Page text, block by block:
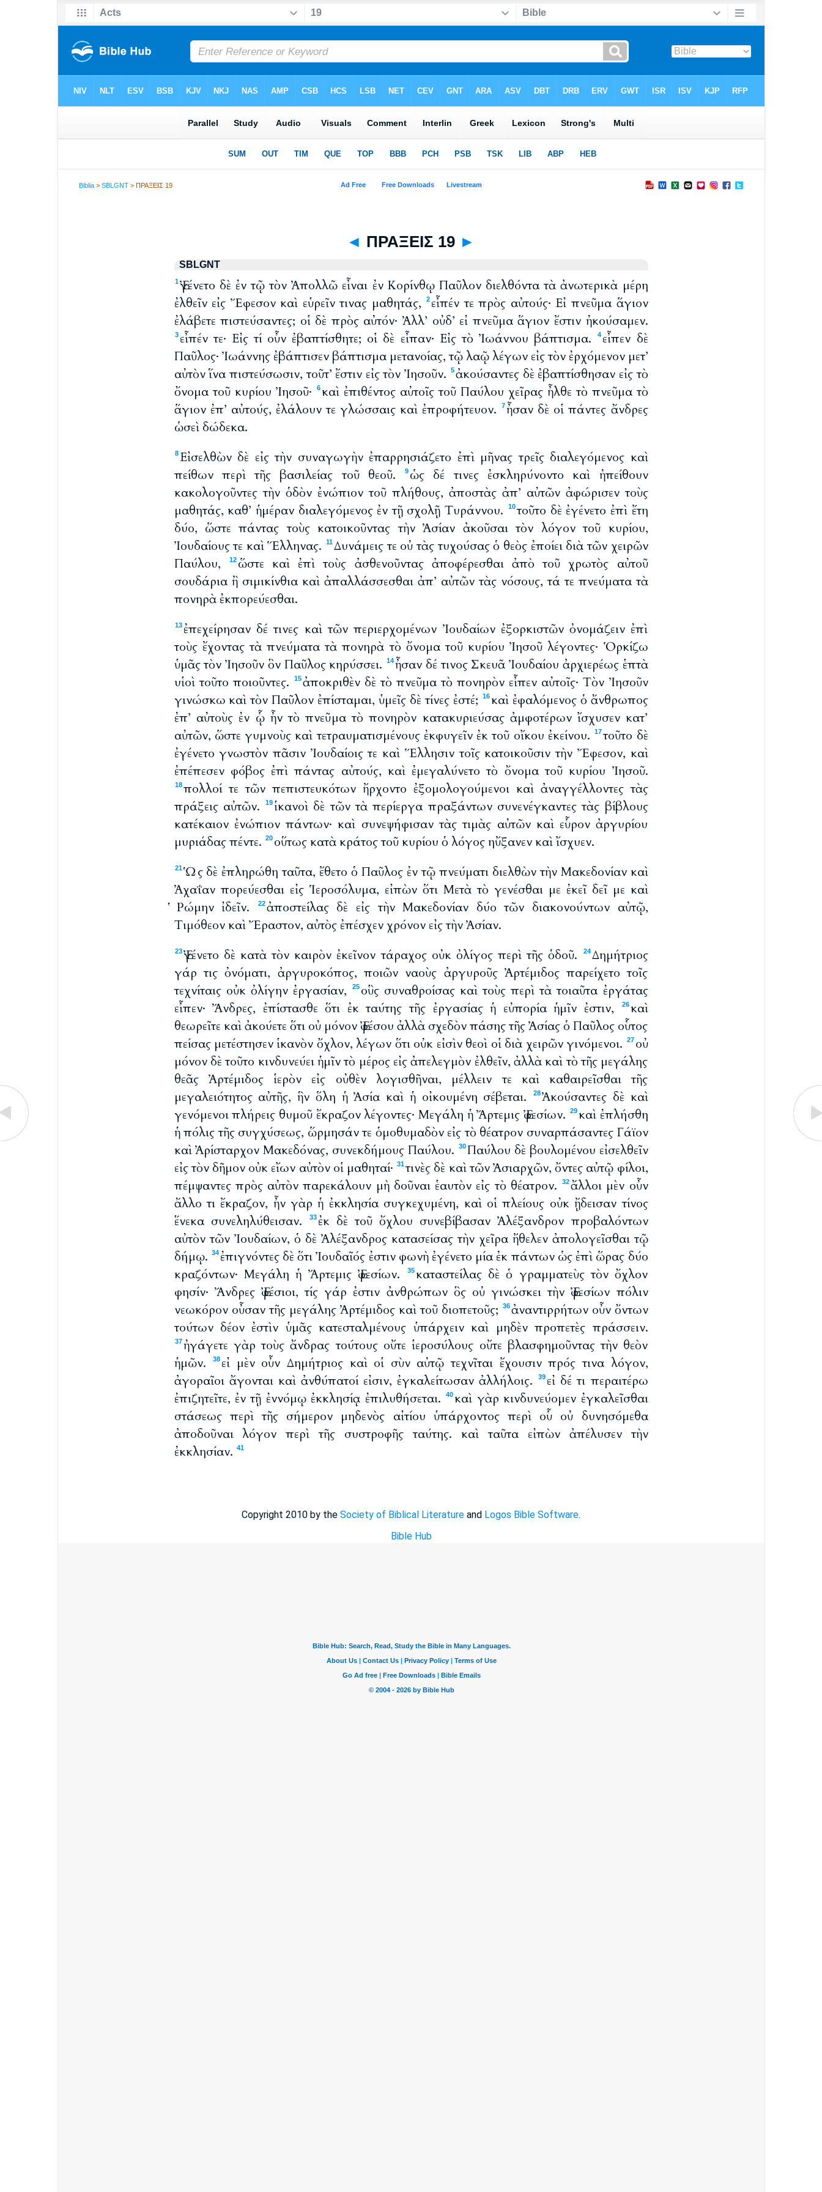
Biblia >SBLGNT > ΠΡΑΞΕΙΣ 19
◄ ΠΡΑΞΕΙΣ 19 ►
SBLGNT
1 Ἐγένετο δὲ ἐν τῷ τὸν Ἀπολλῶ εἶναι ἐν Κορίνθῳ Παῦλον διελθόντα τὰ ἀνωτερικὰ μέρη
ἐλθεῖν εἰς Ἔφεσον καὶ εὑρεῖν τινας μαθητάς,
2 εἶπέν τε πρὸς αὐτούς· Εἰ πνεῦμα ἅγιον
ἐλάβετε πιστεύσαντες; οἱ δὲ πρὸς αὐτόν· Ἀλλ’ οὐδ’ εἰ πνεῦμα ἅγιον ἔστιν ἠκούσαμεν.
3 εἶπέν τε· Εἰς τί οὖν ἐβαπτίσθητε; οἱ δὲ εἶπαν· Εἰς τὸ Ἰωάννου βάπτισμα. 4 εἶπεν δὲ
Παῦλος· Ἰωάννης ἐβάπτισεν βάπτισμα μετανοίας, τῷ λαῷ λέγων εἰς τὸν ἐρχόμενον μετ’
αὐτὸν ἵνα πιστεύσωσιν, τοῦτ’ ἔστιν εἰς τὸν Ἰησοῦν.
5ἀκούσαντες δὲ ἐβαπτίσθησαν εἰς τὸ
ὄνομα τοῦ κυρίου Ἰησοῦ·
6 καὶ ἐπιθέντος αὐτοῖς τοῦ Παύλου χεῖρας ἦλθε τὸ πνεῦμα τὸ
ἅγιον ἐπ’ αὐτούς, ἐλάλουν τε γλώσσαις καὶ ἐπροφήτευον.
7ἦσαν δὲ οἱ πάντες ἄνδρες
ὡσεὶ δώδεκα.
8 Εἰσελθὼν δὲ εἰς τὴν συναγωγὴν ἐπαρρησιάζετο ἐπὶ μῆνας τρεῖς διαλεγόμενος καὶ
πείθων περὶ τῆς βασιλείας τοῦ θεοῦ.
9 ὡς δέ τινες ἐσκληρύνοντο καὶ ἠπείθουν
κακολογοῦντες τὴν ὁδὸν ἐνώπιον τοῦ πλήθους, ἀποστὰς ἀπ’ αὐτῶν ἀφώρισεν τοὺς
μαθητάς, καθ’ ἡμέραν διαλεγόμενος ἐν τῇ σχολῇ Τυράννου.
10τοῦτο δὲ ἐγένετο ἐπὶ ἔτη
δύο, ὥστε πάντας τοὺς κατοικοῦντας τὴν Ἀσίαν ἀκοῦσαι τὸν λόγον τοῦ κυρίου,
Ἰουδαίους τε καὶ Ἕλληνας.
11Δυνάμεις τε οὐ τὰς τυχούσας ὁ θεὸς ἐποίει διὰ τῶν χειρῶν
Παύλου,
12 ὥστε καὶ ἐπὶ τοὺς ἀσθενοῦντας ἀποφέρεσθαι ἀπὸ τοῦ χρωτὸς αὐτοῦ
σουδάρια ἢ σιμικίνθια καὶ ἀπαλλάσσεσθαι ἀπ’ αὐτῶν τὰς νόσους, τά τε πνεύματα τὰ
πονηρὰ ἐκπορεύεσθαι.
13 ἐπεχείρησαν δέ τινες καὶ τῶν περιερχομένων Ἰουδαίων ἐξορκιστῶν ὀνομάζειν ἐπὶ
τοὺς ἔχοντας τὰ πνεύματα τὰ πονηρὰ τὸ ὄνομα τοῦ κυρίου Ἰησοῦ λέγοντες· Ὁρκίζω
ὑμᾶς τὸν Ἰησοῦν ὃν Παῦλος κηρύσσει.
14ἦσαν δέ τινος Σκευᾶ Ἰουδαίου ἀρχιερέως ἑπτὰ
υἱοὶ τοῦτο ποιοῦντες.
15ἀποκριθὲν δὲ τὸ πνεῦμα τὸ πονηρὸν εἶπεν αὐτοῖς· Τὸν Ἰησοῦν
γινώσκω καὶ τὸν Παῦλον ἐπίσταμαι, ὑμεῖς δὲ τίνες ἐστέ;
16καὶ ἐφαλόμενος ὁ ἄνθρωπος
ἐπ’ αὐτοὺς ἐν ᾧ ἦν τὸ πνεῦμα τὸ πονηρὸν κατακυριεύσας ἀμφοτέρων ἴσχυσεν κατ’
αὐτῶν, ὥστε γυμνοὺς καὶ τετραυματισμένους ἐκφυγεῖν ἐκ τοῦ οἴκου ἐκείνου.
17τοῦτο δὲ
ἐγένετο γνωστὸν πᾶσιν Ἰουδαίοις τε καὶ Ἕλλησιν τοῖς κατοικοῦσιν τὴν Ἔφεσον, καὶ
ἐπέπεσεν φόβος ἐπὶ πάντας αὐτούς, καὶ ἐμεγαλύνετο τὸ ὄνομα τοῦ κυρίου Ἰησοῦ.
18 πολλοί τε τῶν πεπιστευκότων ἤρχοντο ἐξομολογούμενοι καὶ ἀναγγέλλοντες τὰς
πράξεις αὐτῶν.
19 ἱκανοὶ δὲ τῶν τὰ περίεργα πραξάντων συνενέγκαντες τὰς βίβλους
κατέκαιον ἐνώπιον πάντων· καὶ συνεψήφισαν τὰς τιμὰς αὐτῶν καὶ εὗρον ἀργυρίου
μυριάδας πέντε. 20 οὕτως κατὰ κράτος τοῦ κυρίου ὁ λόγος ηὔξανεν καὶ ἴσχυεν.
21 Ὡς δὲ ἐπληρώθη ταῦτα, ἔθετο ὁ Παῦλος ἐν τῷ πνεύματι διελθὼν τὴν Μακεδονίαν καὶ
Ἀχαΐαν πορεύεσθαι εἰς Ἱεροσόλυμα, εἰπὼν ὅτι Μετὰ τὸ γενέσθαι με ἐκεῖ δεῖ με καὶ
Ῥώμην ἰδεῖν.
22ἀποστείλας δὲ εἰς τὴν Μακεδονίαν δύο τῶν διακονούντων αὐτῷ,
Τιμόθεον καὶ Ἔραστον, αὐτὸς ἐπέσχεν χρόνον εἰς τὴν Ἀσίαν.
23 Ἐγένετο δὲ κατὰ τὸν καιρὸν ἐκεῖνον τάραχος οὐκ ὀλίγος περὶ τῆς ὁδοῦ. 24 Δημήτριος
γάρ τις ὀνόματι, ἀργυροκόπος, ποιῶν ναοὺς ἀργυροῦς Ἀρτέμιδος παρείχετο τοῖς
τεχνίταις οὐκ ὀλίγην ἐργασίαν,
25 οὓς συναθροίσας καὶ τοὺς περὶ τὰ τοιαῦτα ἐργάτας
εἶπεν· Ἄνδρες, ἐπίστασθε ὅτι ἐκ ταύτης τῆς ἐργασίας ἡ εὐπορία ἡμῖν ἐστιν,
26 καὶ
θεωρεῖτε καὶ ἀκούετε ὅτι οὐ μόνον Ἐφέσου ἀλλὰ σχεδὸν πάσης τῆς Ἀσίας ὁ Παῦλος οὗτος
πείσας μετέστησεν ἱκανὸν ὄχλον, λέγων ὅτι οὐκ εἰσὶν θεοὶ οἱ διὰ χειρῶν γινόμενοι.
27 οὐ
μόνον δὲ τοῦτο κινδυνεύει ἡμῖν τὸ μέρος εἰς ἀπελεγμὸν ἐλθεῖν, ἀλλὰ καὶ τὸ τῆς μεγάλης
θεᾶς Ἀρτέμιδος ἱερὸν εἰς οὐθὲν λογισθῆναι, μέλλειν τε καὶ καθαιρεῖσθαι τῆς
μεγαλειότητος αὐτῆς, ἣν ὅλη ἡ Ἀσία καὶ ἡ οἰκουμένη σέβεται.
28Ἀκούσαντες δὲ καὶ
γενόμενοι πλήρεις θυμοῦ ἔκραζον λέγοντες· Μεγάλη ἡ Ἄρτεμις Ἐφεσίων.
29καὶ ἐπλήσθη
ἡ πόλις τῆς συγχύσεως, ὥρμησάν τε ὁμοθυμαδὸν εἰς τὸ θέατρον συναρπάσαντες Γάϊον
καὶ Ἀρίσταρχον Μακεδόνας, συνεκδήμους Παύλου.
30Παύλου δὲ βουλομένου εἰσελθεῖν
εἰς τὸν δῆμον οὐκ εἴων αὐτὸν οἱ μαθηταί· 31τινὲς δὲ καὶ τῶν Ἀσιαρχῶν, ὄντες αὐτῷ φίλοι,
πέμψαντες πρὸς αὐτὸν παρεκάλουν μὴ δοῦναι ἑαυτὸν εἰς τὸ θέατρον.
32ἄλλοι μὲν οὖν
ἄλλο τι ἔκραζον, ἦν γὰρ ἡ ἐκκλησία συγκεχυμένη, καὶ οἱ πλείους οὐκ ᾔδεισαν τίνος
ἕνεκα συνεληλύθεισαν.
33 ἐκ δὲ τοῦ ὄχλου συνεβίβασαν Ἀλέξανδρον προβαλόντων
αὐτὸν τῶν Ἰουδαίων, ὁ δὲ Ἀλέξανδρος κατασείσας τὴν χεῖρα ἤθελεν ἀπολογεῖσθαι τῷ
δήμῳ. 34 ἐπιγνόντες δὲ ὅτι Ἰουδαῖός ἐστιν φωνὴ ἐγένετο μία ἐκ πάντων ὡς ἐπὶ ὥρας δύο
κραζόντων· Μεγάλη ἡ Ἄρτεμις Ἐφεσίων.
35 καταστείλας δὲ ὁ γραμματεὺς τὸν ὄχλον
φησίν· Ἄνδρες Ἐφέσιοι, τίς γάρ ἐστιν ἀνθρώπων ὃς οὐ γινώσκει τὴν Ἐφεσίων πόλιν
νεωκόρον οὖσαν τῆς μεγάλης Ἀρτέμιδος καὶ τοῦ διοπετοῦς;
36 ἀναντιρρήτων οὖν ὄντων
τούτων δέον ἐστὶν ὑμᾶς κατεσταλμένους ὑπάρχειν καὶ μηδὲν προπετὲς πράσσειν.
37 ἠγάγετε γὰρ τοὺς ἄνδρας τούτους οὔτε ἱεροσύλους οὔτε βλασφημοῦντας τὴν θεὸν
ἡμῶν.
38 εἰ μὲν οὖν Δημήτριος καὶ οἱ σὺν αὐτῷ τεχνῖται ἔχουσιν πρός τινα λόγον,
ἀγοραῖοι ἄγονται καὶ ἀνθύπατοί εἰσιν, ἐγκαλείτωσαν ἀλλήλοις.
39 εἰ δέ τι περαιτέρω
ἐπιζητεῖτε, ἐν τῇ ἐννόμῳ ἐκκλησίᾳ ἐπιλυθήσεται.
40καὶ γὰρ κινδυνεύομεν ἐγκαλεῖσθαι
στάσεως περὶ τῆς σήμερον μηδενὸς αἰτίου ὑπάρχοντος περὶ οὗ οὐ δυνησόμεθα
ἀποδοῦναι λόγον περὶ τῆς συστροφῆς ταύτης. καὶ ταῦτα εἰπὼν ἀπέλυσεν τὴν
ἐκκλησίαν. 41
Copyright 2010 by the Society of Biblical Literature and Logos Bible Software.
Bible Hub